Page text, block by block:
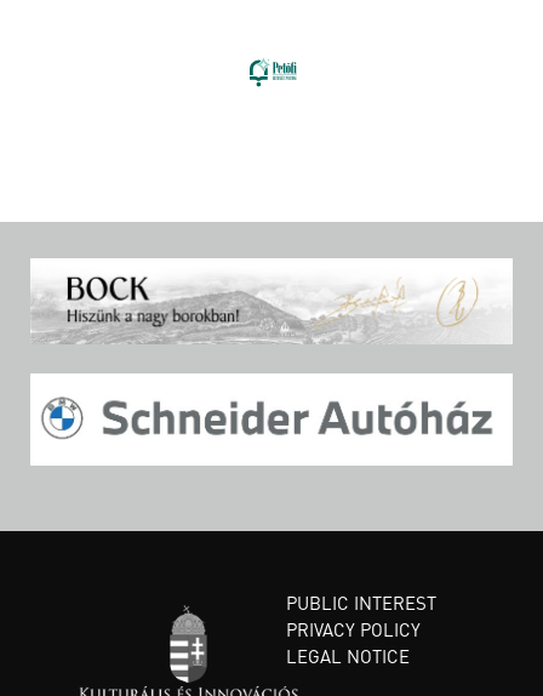
PUBLIC INTEREST
PRIVACY POLICY
LEGAL NOTICE